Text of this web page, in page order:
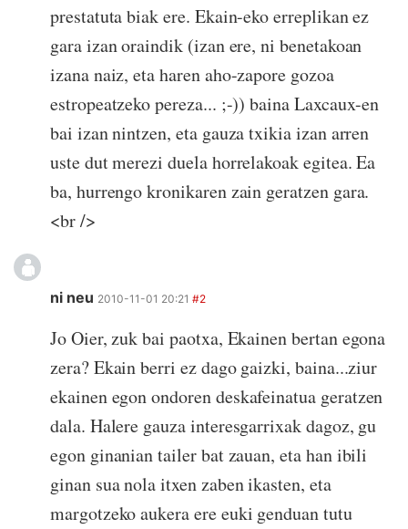
prestatuta biak ere. Ekain-eko erreplikan ez
gara izan oraindik (izan ere, ni benetakoan
izana naiz, eta haren aho-zapore gozoa
estropeatzeko pereza... ;-)) baina Laxcaux-en
bai izan nintzen, eta gauza txikia izan arren
uste dut merezi duela horrelakoak egitea. Ea
ba, hurrengo kronikaren zain geratzen gara.
<br />
ni neu 2010-11-01 20:21 #2
Jo Oier, zuk bai paotxa, Ekainen bertan egona
zera? Ekain berri ez dago gaizki, baina...ziur
ekainen egon ondoren deskafeinatua geratzen
dala. Halere gauza interesgarrixak dagoz, gu
egon ginanian tailer bat zauan, eta han ibili
ginan sua nola itxen zaben ikasten, eta
margotzeko aukera ere euki genduan tutu